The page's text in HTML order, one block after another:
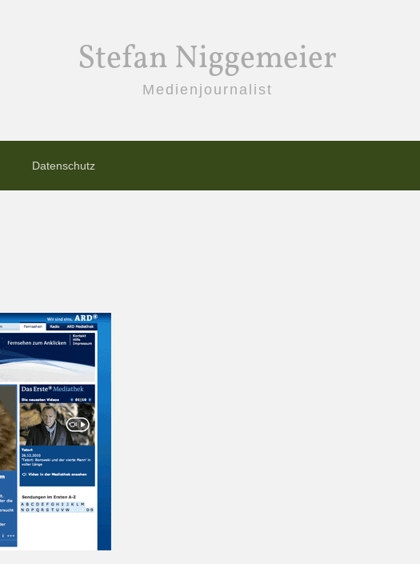
Stefan Niggemeier
Medienjournalist
Datenschutz